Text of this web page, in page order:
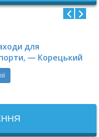
для
порти, — Корецький